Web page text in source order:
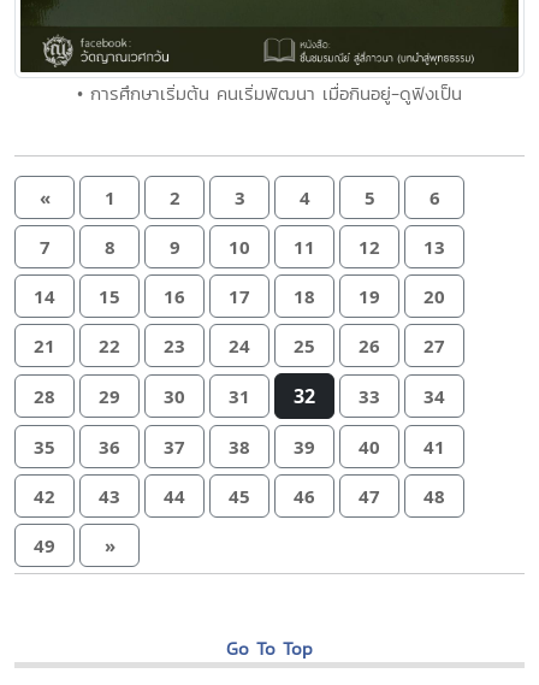
• การศึกษาเริ่มต้น คนเริ่มพัฒนา เมื่อกินอยู่-ดูฟังเป็น
« 1 2 3 4 5 6
7 8 9 10 11 12 13
14 15 16 17 18 19 20
21 22 23 24 25 26 27
28 29 30 31 32 33 34
35 36 37 38 39 40 41
42 43 44 45 46 47 48
49 »
Go To Top